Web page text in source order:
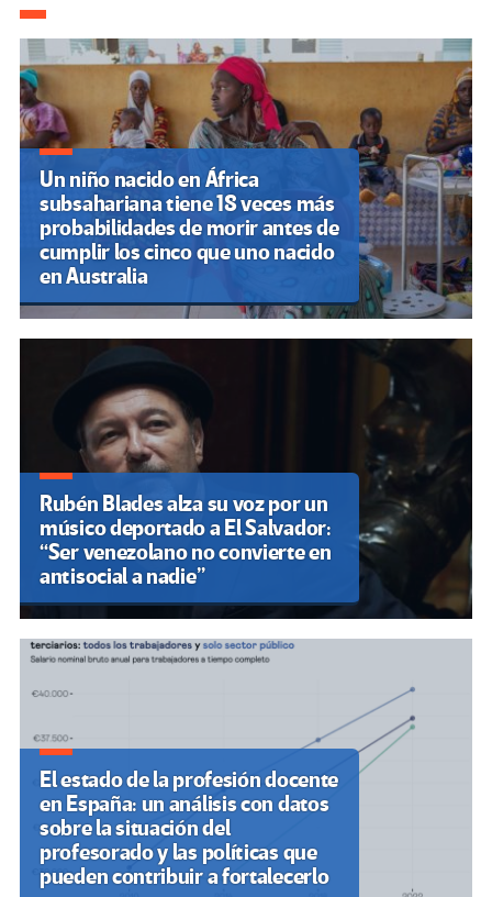
de
entradas
Un niño nacido en África
subsahariana tiene 18 veces más
probabilidades de morir antes de
cumplir los cinco que uno nacido
en Australia
Rubén Blades alza su voz por un
músico deportado a El Salvador:
“Ser venezolano no convierte en
antisocial a nadie”
El estado de la profesión docente
en España: un análisis con datos
sobre la situación del
profesorado y las políticas que
pueden contribuir a fortalecerlo